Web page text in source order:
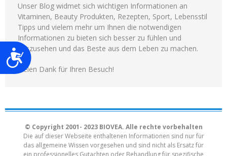
Barrierefreiheit
Unser Blog widmet sich wichtigen Informationen an
Vitaminen, Beauty Produkten, Rezepten, Sport, Lebensstil
Tipps und vielem mehr um Ihnen die notwendigen
Informationen zu bieten sich besser zu fühlen und
auszusehen und das Beste aus dem Leben zu machen.
Vielen Dank für Ihren Besuch!
© Copyright 2001- 2023 BIOVEA. Alle rechte vorbehalten
Die auf dieser Webseite enthaltenen Informationen sind nur für
das allgemeine Wissen vorgesehen und sind nicht als Ersatz für
ein professionelles Gutachten oder Behandlung für spezifische